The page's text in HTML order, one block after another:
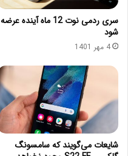
سری ردمی نوت 12 ماه آینده عرضه
شود
4 مهر 1401
شایعات می‌گویند که سامسونگ